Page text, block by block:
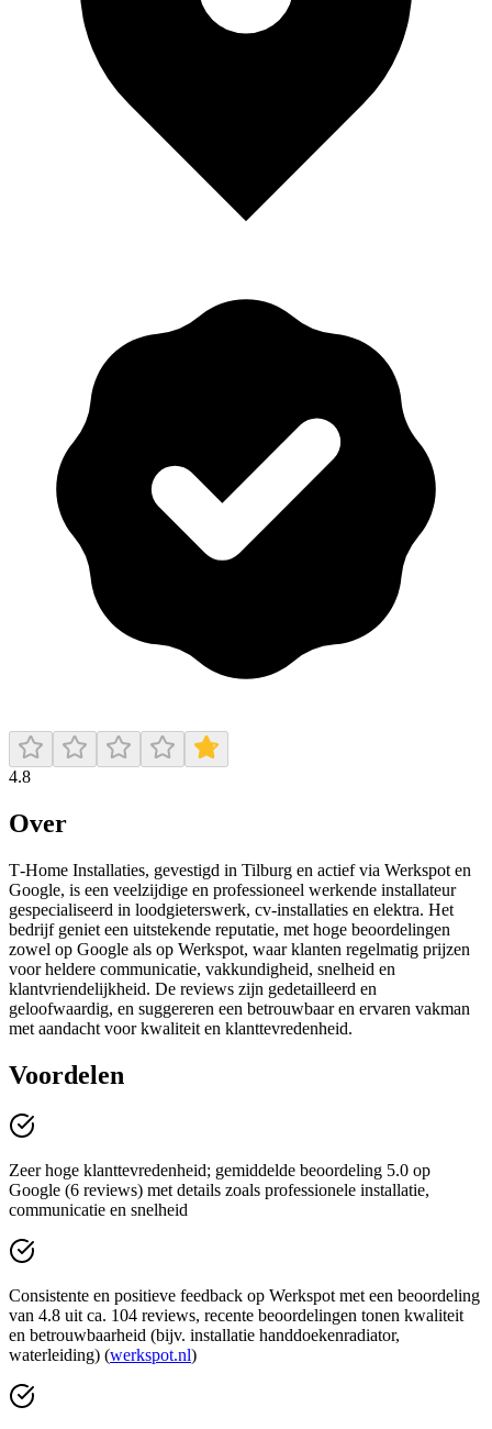
4.8
Over
T‑Home Installaties, gevestigd in Tilburg en actief via Werkspot en
Google, is een veelzijdige en professioneel werkende installateur
gespecialiseerd in loodgieterswerk, cv-installaties en elektra. Het
bedrijf geniet een uitstekende reputatie, met hoge beoordelingen
zowel op Google als op Werkspot, waar klanten regelmatig prijzen
voor heldere communicatie, vakkundigheid, snelheid en
klantvriendelijkheid. De reviews zijn gedetailleerd en
geloofwaardig, en suggereren een betrouwbaar en ervaren vakman
met aandacht voor kwaliteit en klanttevredenheid.
Voordelen
Zeer hoge klanttevredenheid; gemiddelde beoordeling 5.0 op
Google (6 reviews) met details zoals professionele installatie,
communicatie en snelheid
Consistente en positieve feedback op Werkspot met een beoordeling
van 4.8 uit ca. 104 reviews, recente beoordelingen tonen kwaliteit
en betrouwbaarheid (bijv. installatie handdoekenradiator,
waterleiding) (werkspot.nl)